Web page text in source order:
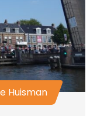
Huisman